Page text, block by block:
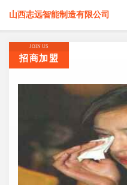
山西志远智能制造有限公司
JOIN US
招商加盟